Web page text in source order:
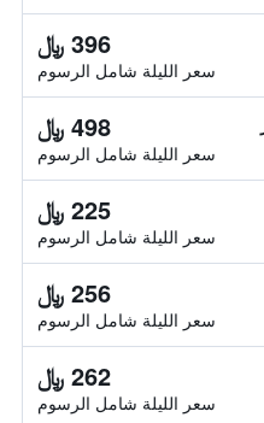
396 ﷼
سعر الليلة شامل الرسوم
498 ﷼
سعر الليلة شامل الرسوم
225 ﷼
سعر الليلة شامل الرسوم
256 ﷼
سعر الليلة شامل الرسوم
262 ﷼
سعر الليلة شامل الرسوم